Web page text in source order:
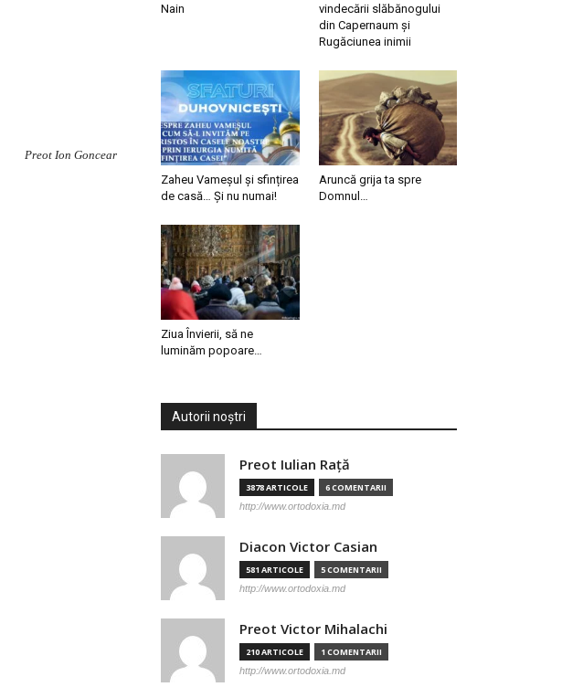
Preot Ion Goncear
Nain
vindecării slăbănogului
din Capernaum și
Rugăciunea inimii
Zaheu Vameșul și sfințirea
de casă… Și nu numai!
Aruncă grija ta spre
Domnul…
Ziua Învierii, să ne
luminăm popoare…
Autorii noștri
Preot Iulian Raţă
3878 ARTICOLE 6 COMENTARII
http://www.ortodoxia.md
Diacon Victor Casian
581 ARTICOLE 5 COMENTARII
http://www.ortodoxia.md
Preot Victor Mihalachi
210 ARTICOLE 1 COMENTARII
http://www.ortodoxia.md